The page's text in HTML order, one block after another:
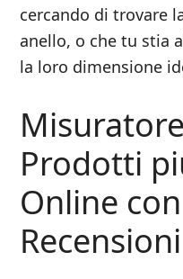
cercando di trovare
anello, o che tu stia
la loro dimensione
Prodotti
Online
Recensioni